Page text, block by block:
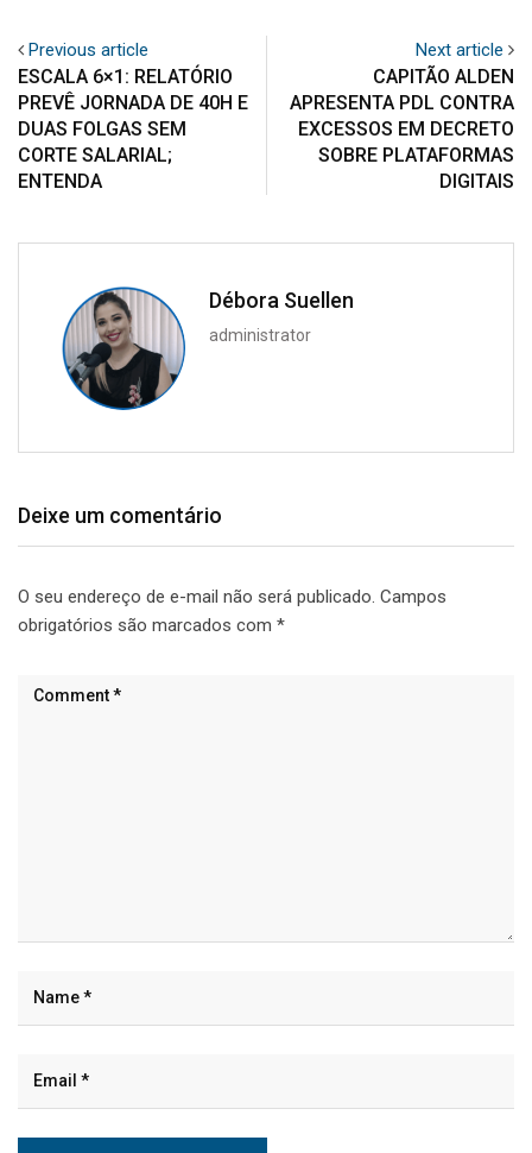
Previous article
ESCALA 6×1: RELATÓRIO
PREVÊ JORNADA DE 40H E
DUAS FOLGAS SEM
CORTE SALARIAL;
ENTENDA
Next article
CAPITÃO ALDEN
APRESENTA PDL CONTRA
EXCESSOS EM DECRETO
SOBRE PLATAFORMAS
DIGITAIS
Débora Suellen
administrator
Deixe um comentário
O seu endereço de e-mail não será publicado. Campos
obrigatórios são marcados com *